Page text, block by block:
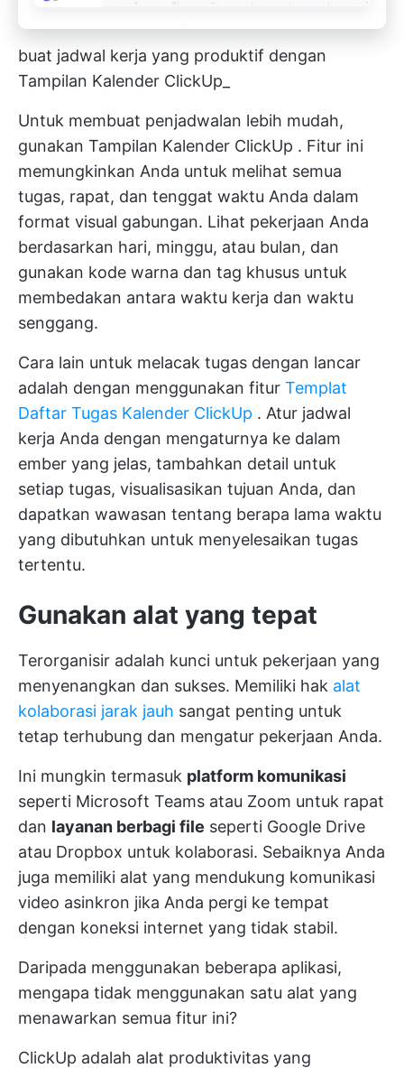
buat jadwal kerja yang produktif dengan
Tampilan Kalender ClickUp_
Untuk membuat penjadwalan lebih mudah,
gunakan Tampilan Kalender ClickUp . Fitur ini
memungkinkan Anda untuk melihat semua
tugas, rapat, dan tenggat waktu Anda dalam
format visual gabungan. Lihat pekerjaan Anda
berdasarkan hari, minggu, atau bulan, dan
gunakan kode warna dan tag khusus untuk
membedakan antara waktu kerja dan waktu
senggang.
Cara lain untuk melacak tugas dengan lancar
adalah dengan menggunakan fitur Templat
Daftar Tugas Kalender ClickUp . Atur jadwal
kerja Anda dengan mengaturnya ke dalam
ember yang jelas, tambahkan detail untuk
setiap tugas, visualisasikan tujuan Anda, dan
dapatkan wawasan tentang berapa lama waktu
yang dibutuhkan untuk menyelesaikan tugas
tertentu.
Gunakan alat yang tepat
Terorganisir adalah kunci untuk pekerjaan yang
menyenangkan dan sukses. Memiliki hak alat
kolaborasi jarak jauh sangat penting untuk
tetap terhubung dan mengatur pekerjaan Anda.
Ini mungkin termasuk platform komunikasi
seperti Microsoft Teams atau Zoom untuk rapat
dan layanan berbagi file seperti Google Drive
atau Dropbox untuk kolaborasi. Sebaiknya Anda
juga memiliki alat yang mendukung komunikasi
video asinkron jika Anda pergi ke tempat
dengan koneksi internet yang tidak stabil.
Daripada menggunakan beberapa aplikasi,
mengapa tidak menggunakan satu alat yang
menawarkan semua fitur ini?
ClickUp adalah alat produktivitas yang